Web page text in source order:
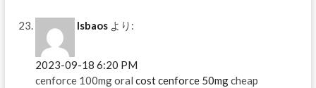
Isbaos より:
2023-09-18 6:20 PM
cenforce 100mg oral cost cenforce 50mgcheap